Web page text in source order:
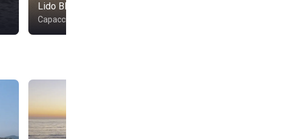
Lido Bluemarinebeach
Capaccio